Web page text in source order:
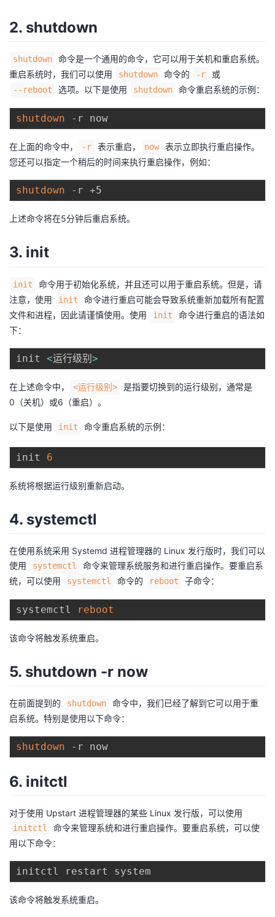
动
关
证
实
的
持
建
2. shutdown
shutdown
命令是一个通用的命令，它可以用于关机和重启系统。
重启系统时，我们可以使用
shutdown 命令的 -r 或
--reboot 选项。以下是使用 shutdown 命令重启系统的示例：
shutdown
在上面的命令中， -r 表示重启， now
表示立即执行重启操作。
您还可以指定一个稍后的时间来执行重启操作，例如：
shutdown
上述命令将在5分钟后重启系统。
3. init
init
命令用于初始化系统，并且还可以用于重启系统。但是，请
注意，使用
init
命令进行重启可能会导致系统重新加载所有配置
文件和进程，因此请谨慎使用。使用
init
命令进行重启的语法如
下：
init <运行级别 >
在上述命令中， <运行级别>
是指要切换到的运行级别，通常是
0（关机）或6（重启）。
以下是使用 init 命令重启系统的示例：
init 6
系统将根据运行级别重新启动。
4. systemctl
在使用系统采用 Systemd 进程管理器的 Linux 发行版时，我们可以
使用
systemctl
命令来管理系统服务和进行重启操作。要重启系
统，可以使用
systemctl 命令的 reboot 子命令：
systemctl reboot
该命令将触发系统重启。
5. shutdown -r now
在前面提到的 shutdown
命令中，我们已经了解到它可以用于重
启系统。特别是使用以下命令：
shutdown
6. initctl
对于使用 Upstart 进程管理器的某些 Linux 发行版，可以使用
initctl
命令来管理系统和进行重启操作。要重启系统，可以使
用以下命令：
该命令将触发系统重启。